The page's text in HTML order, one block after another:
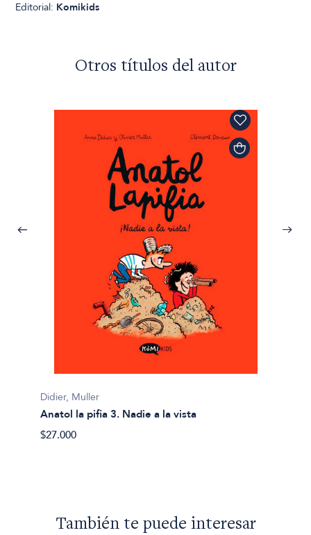
Editorial: Komikids
Otros títulos del autor
Didier, Muller
Anatol la pifia 3. Nadie a la vista
$27.000
También te puede interesar